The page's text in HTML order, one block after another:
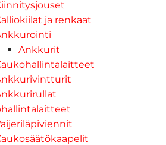
ja renkaat
Ankkurit